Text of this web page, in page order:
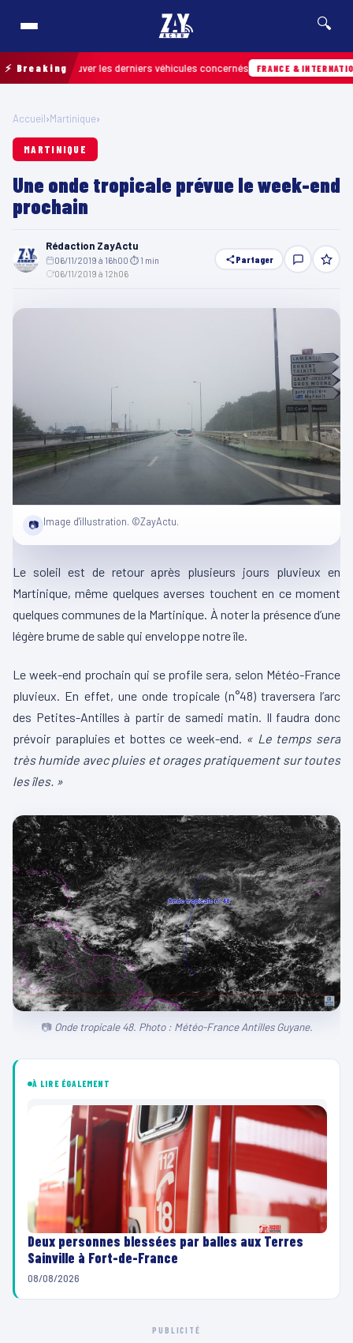
🔍
⚡ Breaking
retrouver les derniers véhicules concernés FRANCE & INTERNATIONALE
Accueil›Martinique›
MARTINIQUE
Une onde tropicale prévue le week-end
prochain
Rédaction ZayActu
06/11/2019 à 16h00 ⏱ 1 min
06/11/2019 à 12h06
Partager
📷 Image d'illustration. ©ZayActu.
Le soleil est de retour après plusieurs jours pluvieux en
Martinique, même quelques averses touchent en ce moment
quelques communes de la Martinique. À noter la présence d’une
légère brume de sable qui enveloppe notre île.
Le week-end prochain qui se profile sera, selon Météo-France
pluvieux. En effet, une onde tropicale (n°48) traversera l’arc
des Petites-Antilles à partir de samedi matin. Il faudra donc
prévoir parapluies et bottes ce week-end. « Le temps sera
très humide avec pluies et orages pratiquement sur toutes
les îles. »
Onde tropicale 48. Photo : Météo-France Antilles Guyane.
À LIRE ÉGALEMENT
Deux personnes blessées par balles aux Terres
Sainville à Fort-de-France
08/08/2026
PUBLICITÉ